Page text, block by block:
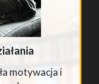
motywacja i